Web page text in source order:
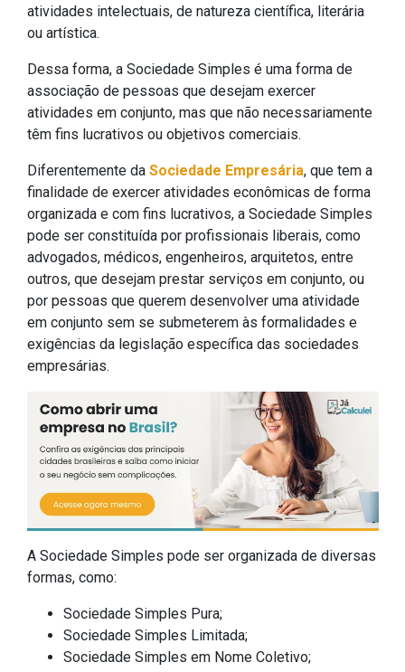
atividades intelectuais, de natureza científica, literária
ou artística.
Dessa forma, a Sociedade Simples é uma forma de
associação de pessoas que desejam exercer
atividades em conjunto, mas que não necessariamente
têm fins lucrativos ou objetivos comerciais.
Diferentemente da Sociedade Empresária, que tem a
finalidade de exercer atividades econômicas de forma
organizada e com fins lucrativos, a Sociedade Simples
pode ser constituída por profissionais liberais, como
advogados, médicos, engenheiros, arquitetos, entre
outros, que desejam prestar serviços em conjunto, ou
por pessoas que querem desenvolver uma atividade
em conjunto sem se submeterem às formalidades e
exigências da legislação específica das sociedades
empresárias.
A Sociedade Simples pode ser organizada de diversas
formas, como:
Sociedade Simples Pura;
Sociedade Simples Limitada;
Sociedade Simples em Nome Coletivo;